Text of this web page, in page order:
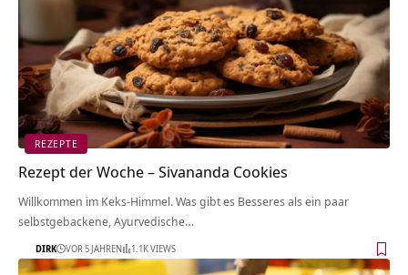
REZEPTE
Rezept der Woche – Sivananda Cookies
Willkommen im Keks-Himmel. Was gibt es Besseres als ein paar
selbstgebackene, Ayurvedische…
DIRK VOR 5 JAHREN 1.1K VIEWS